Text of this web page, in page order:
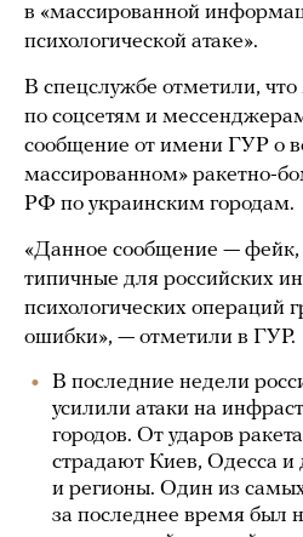
в «массированной
психологической атаке».
В спецслужбе отметили, что
по соцсетям и
сообщение от имени ГУР о
массированном» ракетно-
РФ по украинским городам.
«Данное сообщение — фейк,
типичные для российских
психологических операций
ошибки», — отметили в ГУР.
В последние недели
усилили атаки на
городов. От ударов
страдают Киев, Одесса и
и регионы. Один из
за последнее время был